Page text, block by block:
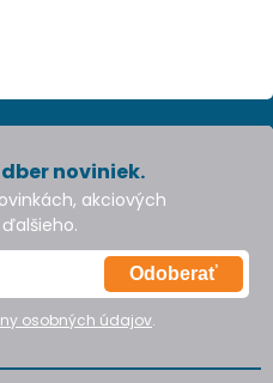
noviniek.
akciových
Odoberať
osobných údajov.